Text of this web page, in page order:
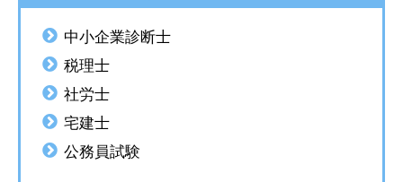
中小企業診断士
税理士
社労士
宅建士
公務員試験